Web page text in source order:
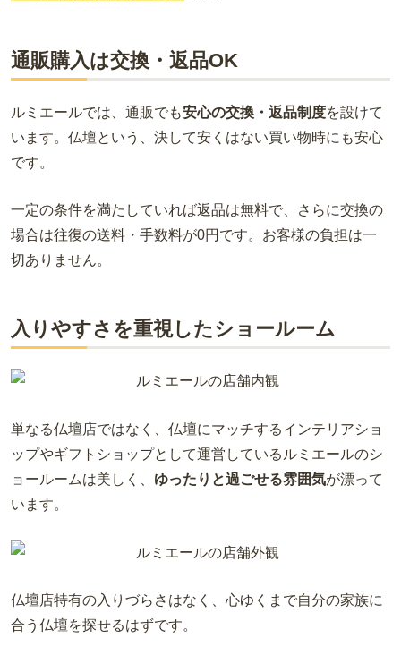
通販購入は交換・返品OK
ルミエールでは、通販でも安心の交換・返品制度を設けて
います。仏壇という、決して安くはない買い物時にも安心
です。
一定の条件を満たしていれば返品は無料で、さらに交換の
場合は往復の送料・手数料が0円です。お客様の負担は一
切ありません。
入りやすさを重視したショールーム
単なる仏壇店ではなく、仏壇にマッチするインテリアショ
ップやギフトショップとして運営しているルミエールのシ
ョールームは美しく、 ゆったりと過ごせる雰囲気が漂って
います。
仏壇店特有の入りづらさはなく、心ゆくまで自分の家族に
合う仏壇を探せるはずです。